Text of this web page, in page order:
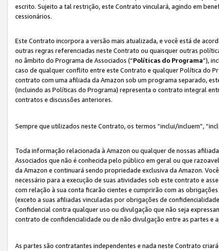
escrito. Sujeito a tal restrição, este Contrato vinculará, agindo em
cessionários.
Este Contrato incorpora a versão mais atualizada, e você está de
outras regras referenciadas neste Contrato ou quaisquer outras
no âmbito do Programa de Associados (“Políticas do Programa”),
caso de qualquer conflito entre este Contrato e qualquer Política do
contrato com uma afiliada da Amazon sob um programa separado,
(incluindo as Políticas do Programa) representa o contrato integral
contratos e discussões anteriores.
Sempre que utilizados neste Contrato, os termos “inclui/incluem”,
Toda informação relacionada à Amazon ou qualquer de nossas
Associados que não é conhecida pelo público em geral ou que
da Amazon e continuará sendo propriedade exclusiva da Amazon.
necessário para a execução de suas atividades sob este contrato e
com relação à sua conta ficarão cientes e cumprirão com as
(exceto a suas afiliadas vinculadas por obrigações de
Confidencial contra qualquer uso ou divulgação que não seja
contrato de confidencialidade ou de não divulgação entre as partes e
As partes são contratantes independentes e nada neste Contrato